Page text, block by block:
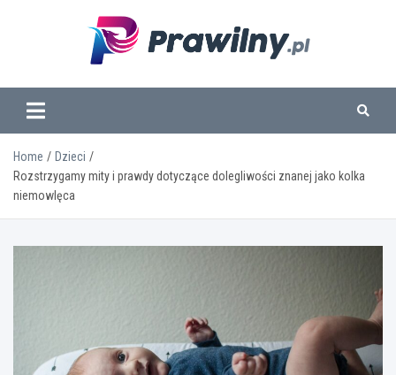
www.prawilny.pl
Home
Dzieci
Rozstrzygamy mity i prawdy dotyczące dolegliwości znanej jako kolka
niemowlęca